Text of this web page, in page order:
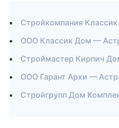
Стройкомпания
ООО Классик Дом —
Строймастер Кирпич
ООО Гарант Архи —
Стройгрупп Дом